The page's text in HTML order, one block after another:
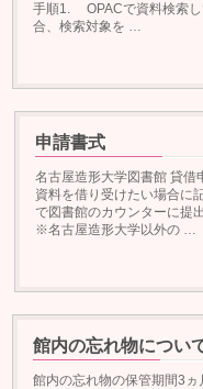
手順1. OPACで資料検索
合、検索対象を …
申請書式
名古屋造形大学図書館 貸借
資料を借り受けたい場合に
で図書館のカウンターに提
※名古屋造形大学以外の …
館内の忘れ物につい
館内の忘れ物の保管期間3